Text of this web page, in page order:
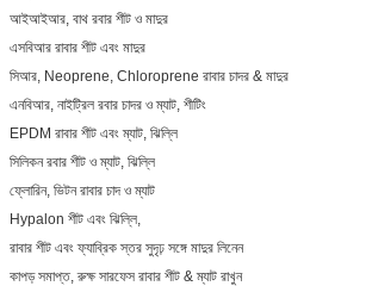
আইআইআর, বাথ রবার শীট ও মাদুর
এসবিআর রাবার শীট এবং মাদুর
সিআর, Neoprene, Chloroprene রাবার চাদর & মাদুর
এনবিআর, নাইট্রিল রবার চাদর ও ম্যাট, শীটিং
EPDM রাবার শীট এবং ম্যাট, ঝিল্লি
সিলিকন রবার শীট ও ম্যাট, ঝিল্লি
ফ্লোরিন, ভিটন রাবার চাদ ও ম্যাট
Hypalon শীট এবং ঝিল্লি,
রাবার শীট এবং ফ্যাব্রিক স্তর সুদৃঢ় সঙ্গে মাদুর লিনেন
কাপড় সমাপ্ত, রুক্ষ সারফেস রাবার শীট & ম্যাট রাখুন